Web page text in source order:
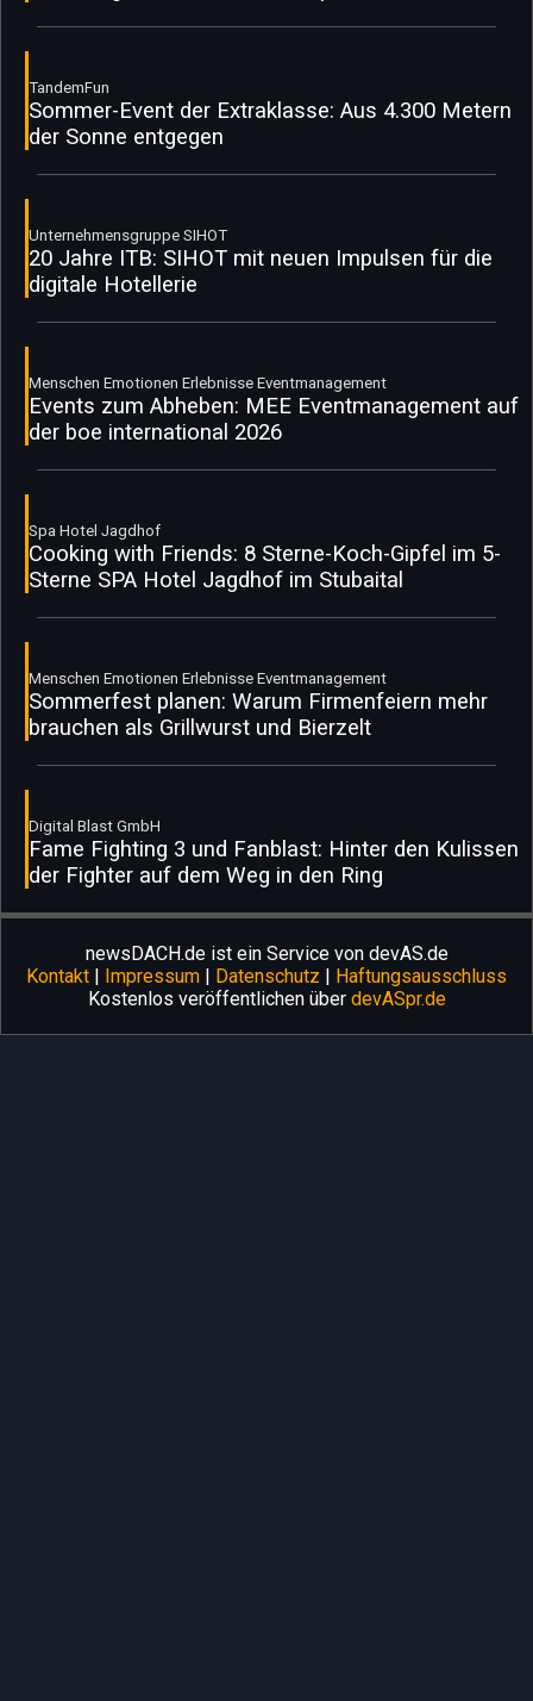
TandemFun
Sommer-Event der Extraklasse: Aus 4.300 Metern
der Sonne entgegen
Unternehmensgruppe SIHOT
20 Jahre ITB: SIHOT mit neuen Impulsen für die
digitale Hotellerie
Menschen Emotionen Erlebnisse Eventmanagement
Events zum Abheben: MEE Eventmanagement auf
der boe international 2026
Spa Hotel Jagdhof
Cooking with Friends: 8 Sterne-Koch-Gipfel im 5-
Sterne SPA Hotel Jagdhof im Stubaital
Menschen Emotionen Erlebnisse Eventmanagement
Sommerfest planen: Warum Firmenfeiern mehr
brauchen als Grillwurst und Bierzelt
Digital Blast GmbH
Fame Fighting 3 und Fanblast: Hinter den Kulissen
der Fighter auf dem Weg in den Ring
newsDACH.de ist ein Service von devAS.de
Kontakt | Impressum | Datenschutz | Haftungsausschluss
Kostenlos veröffentlichen über devASpr.de